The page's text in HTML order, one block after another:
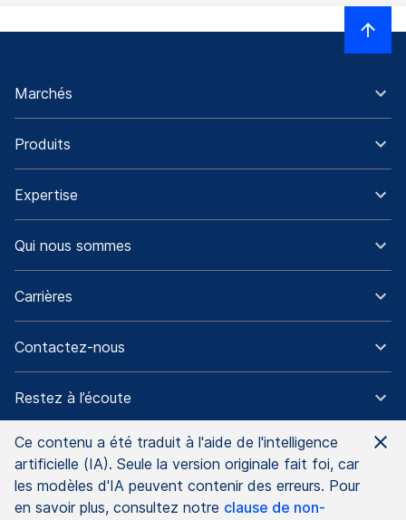
Ce contenu a été traduit à l'aide de l'intelligence
artificielle (IA). Seule la version originale fait foi, car
les modèles d'IA peuvent contenir des erreurs. Pour
en savoir plus, consultez notre clause de non-
Marchés
Produits
Expertise
Qui nous sommes
Carrières
Contactez-nous
Restez à l’écoute
Avis de non-responsabilité
Mentions légales
Protection des données
Conditions générales